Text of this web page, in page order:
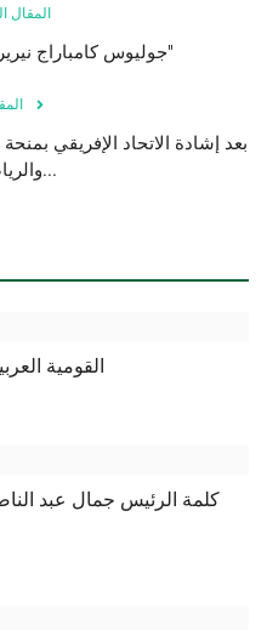
المقال
"جوليوس كامباراج نيريري" الملقب بـ "أبي الأمة"
بعد إشادة الاتحاد الإفريقي
والرياضة" تعلن...
القومية
كلمة الرئيس جمال عبد